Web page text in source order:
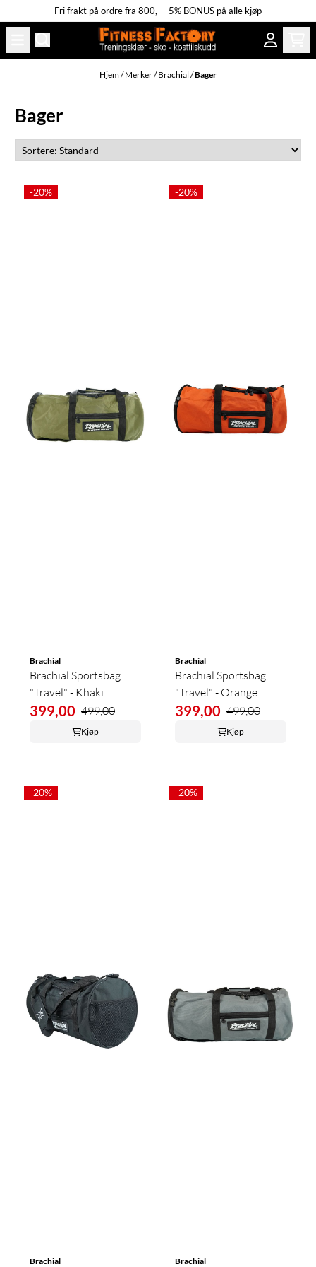
Hopp til innholdFri frakt på ordre fra 800,- 5% BONUS på alle kjøp
Hjem/Merker/Brachial /Bager
Bager
-20%
Brachial
Brachial Sportsbag
"Travel" - Khaki
399,00 499,00
Kjøp
-20%
Brachial
Brachial Sportsbag
"Travel" - Orange
399,00 499,00
Kjøp
-20%
Brachial
-20%
Brachial